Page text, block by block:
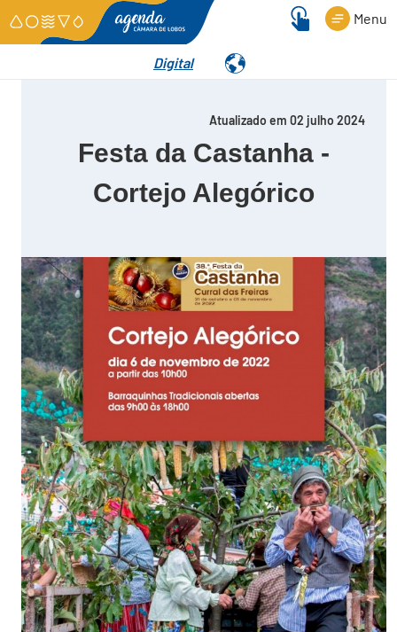
Digital
Menu
Atualizado em 02 julho 2024
Festa da Castanha -
Cortejo Alegórico